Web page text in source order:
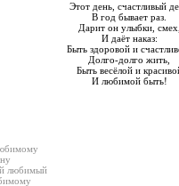
Этот день, счастливый
В год бывает раз.
Дарит он улыбки, смех,
И даёт наказ:
Быть здоровой и
Долго-долго жить,
Быть весёлой и
И любимой быть!
любимый